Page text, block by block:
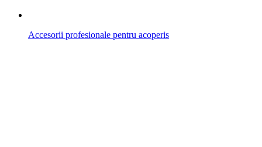
Accesorii profesionale pentru acoperis